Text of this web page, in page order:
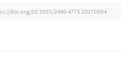
doi.org/10.5935/2446-4775.20170004